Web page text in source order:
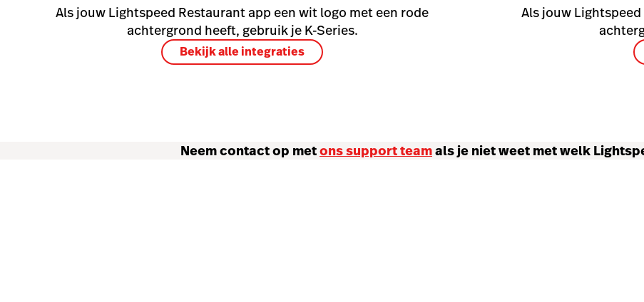
Als jouw Lightspeed Restaurant app een wit logo met een rode
achtergrond heeft, gebruik je K-Series.
Bekijk alle integraties
Als jouw
Neem contact op metons support teamals je niet weet met welk